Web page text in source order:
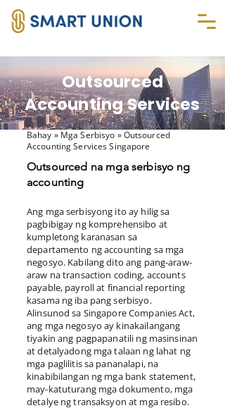
Outsourced
Accounting Services
Bahay » Mga Serbisyo » Outsourced
Accounting Services Singapore
Outsourced na mga serbisyo ng
accounting
Ang mga serbisyong ito ay hilig sa
pagbibigay ng komprehensibo at
kumpletong karanasan sa
departamento ng accounting sa mga
negosyo. Kabilang dito ang pang-araw-
araw na transaction coding, accounts
payable, payroll at financial reporting
kasama ng iba pang serbisyo.
Alinsunod sa Singapore Companies Act,
ang mga negosyo ay kinakailangang
tiyakin ang pagpapanatili ng masinsinan
at detalyadong mga talaan ng lahat ng
mga paglilitis sa pananalapi, na
kinabibilangan ng mga bank statement,
may-katuturang mga dokumento, mga
detalye ng transaksyon at mga resibo.